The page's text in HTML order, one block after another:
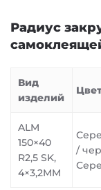
Радиус
Вид
изделий
ALM
150×40
R2,5 SK,
4×3,2MM
/